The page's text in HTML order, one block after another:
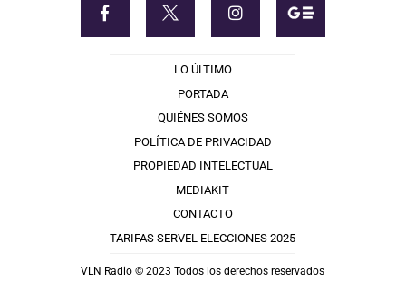
LO ÚLTIMO
PORTADA
QUIÉNES SOMOS
POLÍTICA DE PRIVACIDAD
PROPIEDAD INTELECTUAL
MEDIAKIT
CONTACTO
TARIFAS SERVEL ELECCIONES 2025
VLN Radio © 2023 Todos los derechos reservados